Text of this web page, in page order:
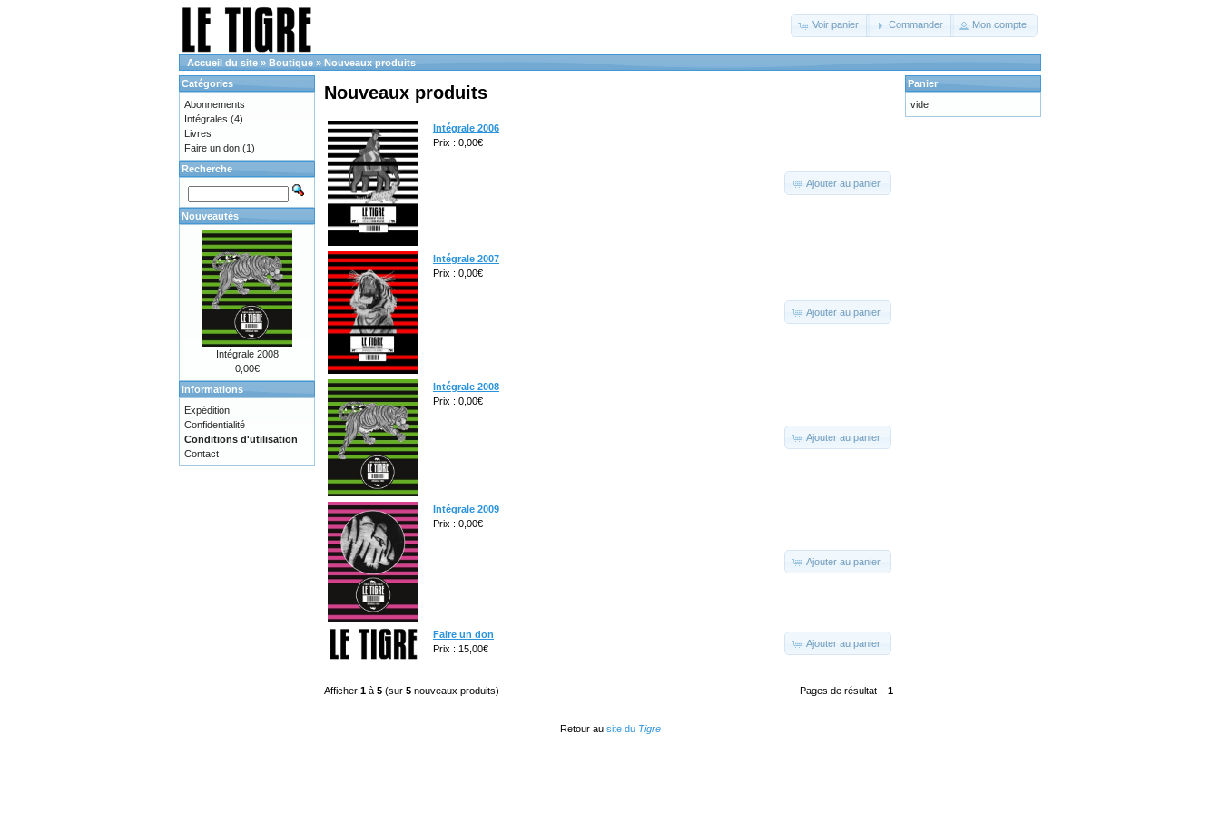
Voir panier Commander Mon compte
Accueil du site » Boutique » Nouveaux produits
Nouveaux produits
Intégrale 2006
Prix : 0,00€
Ajouter au panier
Intégrale 2007
Prix : 0,00€
Ajouter au panier
Intégrale 2008
Prix : 0,00€
Ajouter au panier
Intégrale 2009
Prix : 0,00€
Ajouter au panier
Faire un don
Prix : 15,00€
Ajouter au panier
Pages de résultat : 1
Afficher 1 à 5 (sur 5 nouveaux produits)
Catégories
Abonnements
Intégrales (4)
Livres
Faire un don (1)
Recherche
Nouveautés
Intégrale 2008
0,00€
Informations
Expédition
Confidentialité
Conditions d'utilisation
Contact
Panier
vide
Retour au site du Tigre